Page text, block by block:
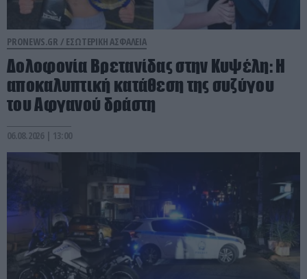
PRONEWS.GR / ΕΣΩΤΕΡΙΚΗ ΑΣΦΑΛΕΙΑ
Δολοφονία Βρετανίδας στην Κυψέλη: Η
αποκαλυπτική κατάθεση της συζύγου
του Αφγανού δράστη
06.08.2026 | 13:00